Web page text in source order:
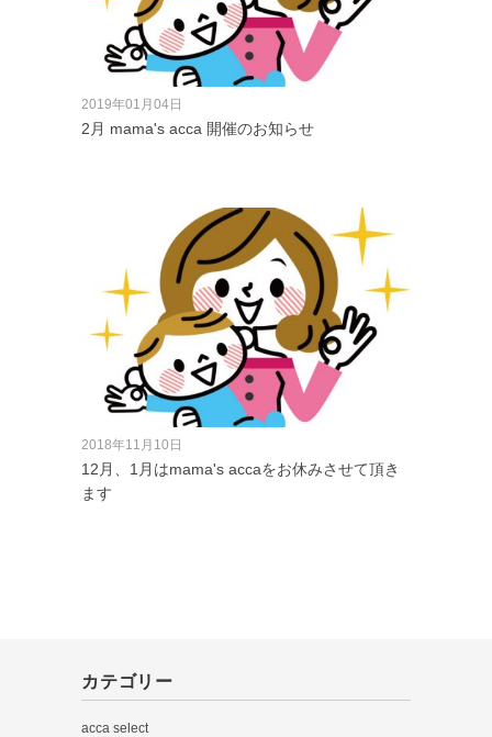
2019年01月04日
2月 mama's acca 開催のお知らせ
2018年11月10日
12月、1月はmama's accaをお休みさせて頂き
ます
カテゴリー
acca select